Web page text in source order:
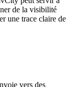
de la visibilité
une trace claire de
vers des